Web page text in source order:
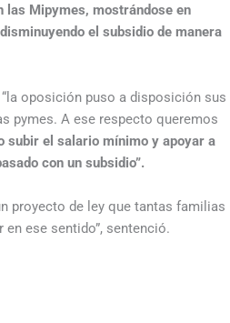
las Mipymes, mostrándose en
el subsidio de manera
oposición puso a disposición sus
pymes. A ese respecto queremos
subir el salario mínimo y apoyar a
con un subsidio”.
proyecto de ley que tantas familias
ese sentido”, sentenció.